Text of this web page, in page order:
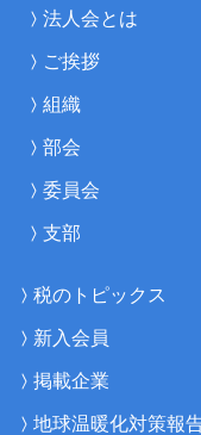
法人会とは
ご挨拶
組織
部会
委員会
支部
税のトピックス
新入会員
掲載企業
地球温暖化対策報